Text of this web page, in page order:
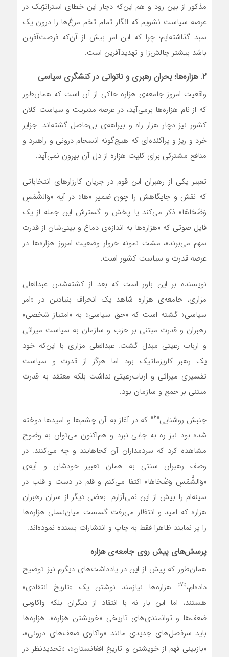
مذکور از بین رود و هم این‌که دچار این خطای استراتژیک در
عرصه سیاست نشویم که انگار تمام تخم‌ مرغ‌ها را درون یک
سبد گذاشته‌ایم؛ چرا که این امر بیش از آن‌که فرصت‌آفرین
باشد بیشتر چالش‌زا و تهدیدآفرین است.
۲. هزاره‌ها؛ بحران رهبری و ناتوانی در کنشگری سیاسی
واقعیت امروز جامعه‌ی هزاره حاکی از آن است که همان‌طور
که از نام هزاره‌ها برمی‌آید، در عرصه مدیریت و سیاست کلان
کشور نیز دچار هزار راه و بیراهه‌ی بی‌حاصل گشته‌اند. جزایر
خرد و ریز و پراکنده‌ای که هیچ‌گونه انسجام درونی و راهبرد و
منافع مشترکی برای کلیت هزاره از دل آن بیرون نمی‌آید.
تعبیر یکی از رهبران این قوم در جریان کارزار‌های انتخاباتی
که نقش و جایگاهش را چون ضمیر «ها» در آیه «وَالشَّمْسِ
وَضُحَاهَا» ذکر می‌کند یا پخش و گسترش این جمله از یک
فایل صوتی که «هزاره‌ها به اندازه‌ی دماغ و بینی‌شان از قدرت
سهم می‌برند»، مشت نمونه خروار وضعیت امروز هزاره‌ها در
عرصه قدرت و سیاست کشور است.
نویسنده بر این باور است که بعد از کشته‌شدن عبدالعلی
مزاری، جامعه‌ی هزاره شاهد یک انحراف بنیادین در «امر
سیاسی» گشته است که «حق سیاسی» به «امتیاز شخصی»
رهبران و قدرت مبتنی بر حزب و سازمان به سیاست میراثی
و ارباب رعیتی مبدل گشت. عبدالعلی مزاری با این‌که خود
یک رهبر کاریزماتیک بود اما هرگز از قدرت و سیاست
تفسیری میراثی و ارباب‌رعیتی نداشت بلکه معتقد به قدرت
مبتنی بر جمع و سازمان بود.
جنبش روشنایی«۶»
که در آغاز به آن چشم‌ها و امیدها دوخته
شده بود نیز ره به جایی نبرد و هم‌اکنون می‌توان به وضوح
مشاهده کرد که سردمداران آن کجاهایند و چه می‌کنند. در
وصف رهبران سنتی به همان تعبیر خودشان و آیه‌ی
«وَالشَّمْسِ وَضُحَاهَا» اکتفا می‌کنم و قلم در دست و قلب در
سینه‌ام را بیش از این نمی‌آزارم. بعضی دیگر از سران رهبران
هزاره که امید و انتظار می‌رفت گسست میان‌نسلی هزاره‌ها
را پر نمایند ظاهرا فقط به چاپ و انتشارات بسنده نموده‌اند.
پرسش‌های پیش‌ روی جامعه‌ی هزاره
همان‌طور که پیش از این در یادداشت‌های دیگرم نیز توضیح
داده‌ام،«۷»
هزاره‌ها نیازمند نوشتن یک «تاریخ انتقادی»
هستند، اما این بار نه با انتقاد از دیگران بلکه واکاویی
ضعف‌ها و توانمندی‌های تاریخی «خویشتن هزاره». هزاره‌ها
باید سرفصل‌های جدیدی مانند «واکاوی ضعف‌های درونی»،
«بازبینی فهم از خویشتن و تاریخ افغانستان»، «تجدیدنظر در